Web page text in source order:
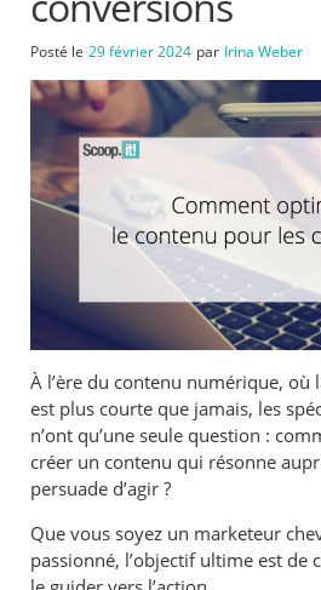
Posté le 29 février 2024 par Irina Weber
À l’ère du contenu numérique, où
est plus courte que jamais, les
n’ont qu’une seule question :
créer un contenu qui résonne
persuade d’agir ?
Que vous soyez un marketeur
passionné, l’objectif ultime est de